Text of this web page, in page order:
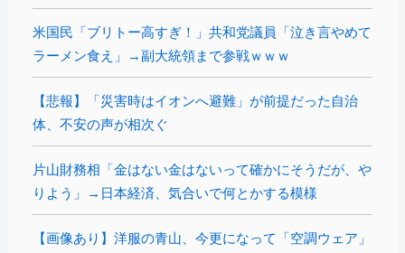
米国民「ブリトー高すぎ！」共和党議員「泣き言やめて
ラーメン食え」→副大統領まで参戦ｗｗｗ
【悲報】「災害時はイオンへ避難」が前提だった自治
体、不安の声が相次ぐ
片山財務相「金はない金はないって確かにそうだが、や
りよう」→日本経済、気合いで何とかする模様
【画像あり】洋服の青山、今更になって「空調ウェア」